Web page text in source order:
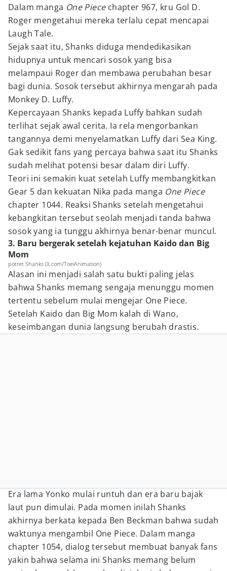
Dalam manga One Piecechapter 967, kru Gol D.
Roger mengetahui mereka terlalu cepat mencapai
Laugh Tale.
Sejak saat itu, Shanks diduga mendedikasikan
hidupnya untuk mencari sosok yang bisa
melampaui Roger dan membawa perubahan besar
bagi dunia. Sosok tersebut akhirnya mengarah pada
Monkey D. Luffy.
Kepercayaan Shanks kepada Luffy bahkan sudah
terlihat sejak awal cerita. Ia rela mengorbankan
tangannya demi menyelamatkan Luffy dari Sea King.
Gak sedikit fans yang percaya bahwa saat itu Shanks
sudah melihat potensi besar dalam diri Luffy.
Teori ini semakin kuat setelah Luffy membangkitkan
Gear 5 dan kekuatan Nika pada manga One Piece
chapter 1044. Reaksi Shanks setelah mengetahui
kebangkitan tersebut seolah menjadi tanda bahwa
sosok yang ia tunggu akhirnya benar-benar muncul.
3. Baru bergerak setelah kejatuhan Kaido dan Big
Mom
potret Shanks (X.com/ToeiAnimation)
Alasan ini menjadi salah satu bukti paling jelas
bahwa Shanks memang sengaja menunggu momen
tertentu sebelum mulai mengejar One Piece.
Setelah Kaido dan Big Mom kalah di Wano,
keseimbangan dunia langsung berubah drastis.
Era lama Yonko mulai runtuh dan era baru bajak
laut pun dimulai. Pada momen inilah Shanks
akhirnya berkata kepada Ben Beckman bahwa sudah
waktunya mengambil One Piece. Dalam manga
chapter 1054, dialog tersebut membuat banyak fans
yakin bahwa selama ini Shanks memang belum